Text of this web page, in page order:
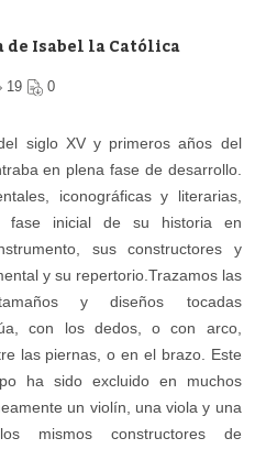
de Isabel la Católica
19 0
siglo XV y primeros años del
en plena fase de desarrollo.
iconográficas y literarias,
fase inicial de su historia en
sus constructores y
y su repertorio.Trazamos las
y diseños tocadas
con los dedos, o con arco,
las piernas, o en el brazo. Este
ha sido excluido en muchos
un violín, una viola y una
mismos constructores de